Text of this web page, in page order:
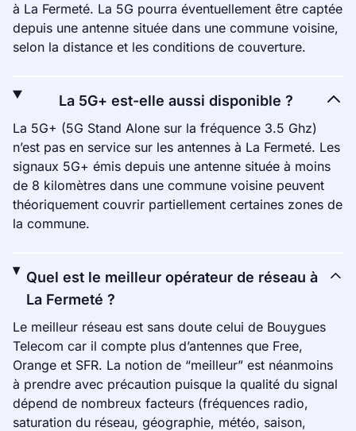
à La Fermeté. La 5G pourra éventuellement être captée
depuis une antenne située dans une commune voisine,
selon la distance et les conditions de couverture.
La 5G+ est-elle aussi disponible ?
La 5G+ (5G Stand Alone sur la fréquence 3.5 Ghz)
n’est pas en service sur les antennes à La Fermeté. Les
signaux 5G+ émis depuis une antenne située à moins
de 8 kilomètres dans une commune voisine peuvent
théoriquement couvrir partiellement certaines zones de
la commune.
Quel est le meilleur opérateur de réseau à
La Fermeté ?
Le meilleur réseau est sans doute celui de Bouygues
Telecom car il compte plus d’antennes que Free,
Orange et SFR. La notion de “meilleur” est néanmoins
à prendre avec précaution puisque la qualité du signal
dépend de nombreux facteurs (fréquences radio,
saturation du réseau, géographie, météo, saison,